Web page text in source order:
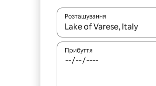
Розташування
Отримавши результати
Прибуття